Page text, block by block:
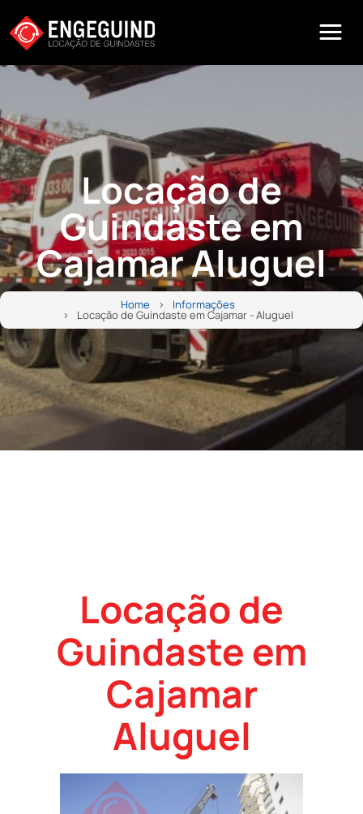
Locação de
Guindaste em
Cajamar Aluguel
Home Informações
Locação de Guindaste em Cajamar - Aluguel
Locação de
Guindaste em
Cajamar
Aluguel